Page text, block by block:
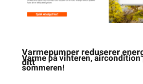
Varmepumper reduserer
ditt
Varme på vinteren, aircondition
sommeren!